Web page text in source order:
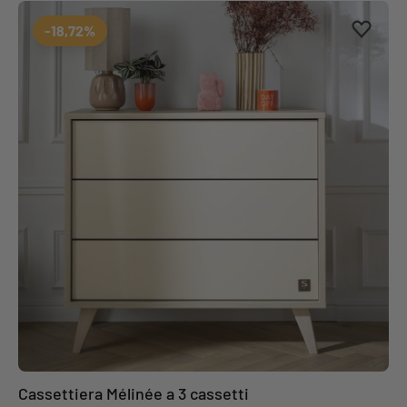
-18,72%
Cassettiera Mélinée a 3 cassetti